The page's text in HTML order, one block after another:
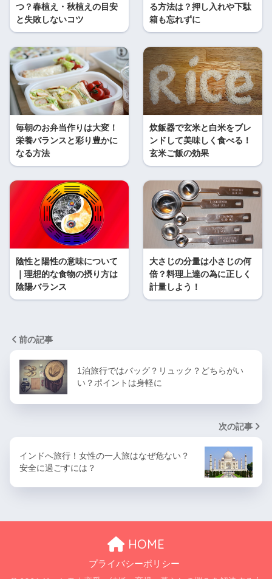
つ？春植え・秋植えの目安
と失敗しないコツ
る方法は？押し入れや下駄
箱も忘れずに
毎朝のお弁当作りは大変！
栄養バランスと彩り豊かに
なる方法
炊飯器で玄米と白米をブレ
ンドして美味しく食べる！
玄米ご飯の効果
陰性と陽性の意味について
｜理想的な食物の摂り方は
陰陽バランス
大さじの分量は小さじの何
倍？料理上達の為に正しく
計量しよう！
前の記事
1泊旅行ではバッグ？リュック？どちらがい
い？ポイントは身軽に
次の記事
インドへ旅行！女性の一人旅はなぜ危ない？
安全に過ごすには？
HOME
プライバシーポリシー